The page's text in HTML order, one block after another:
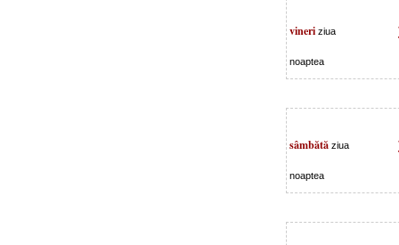
vineri ziua
noaptea
sâmbătă ziua
noaptea